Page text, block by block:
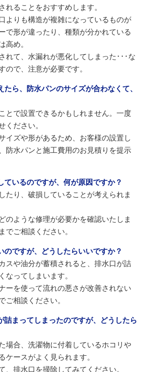
れることをおすすめします。
よりも構造が複雑になっているものが
で形が違ったり、種類が分かれている
高め。
れて、水漏れが悪化してしまった･･･な
ので、注意が必要です。
ら、防水パンのサイズが合わなくて、
とで設置できるかもしれません。一度
ください。
イズや形があるため、お客様の設置し
防水パンと施工費用のお見積りを提示
ているのですが、何が原因ですか？
たり、破損していることが考えられま
のような修理が必要かを確認いたしま
でご相談ください。
のですが、どうしたらいいですか？
スや油分が蓄積されると、排水口が詰
なってしまいます。
ーを使って流れの悪さが改善されない
ご相談ください。
詰まってしまったのですが、どうしたら
場合、洗濯物に付着しているホコリや
ケースがよく見られます。
、排水口を掃除してみてください。